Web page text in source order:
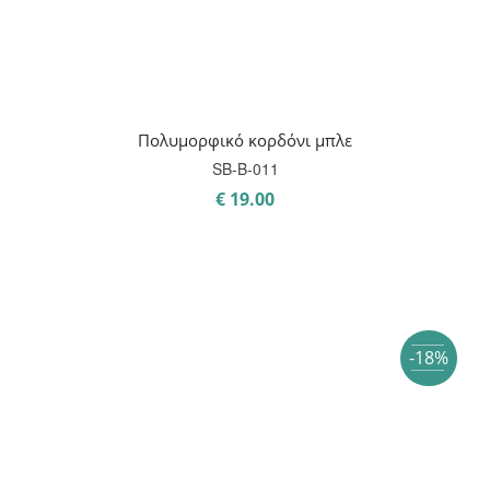
Πολυμορφικό κορδόνι μπλε
SB-B-011
€ 19.00
-18%